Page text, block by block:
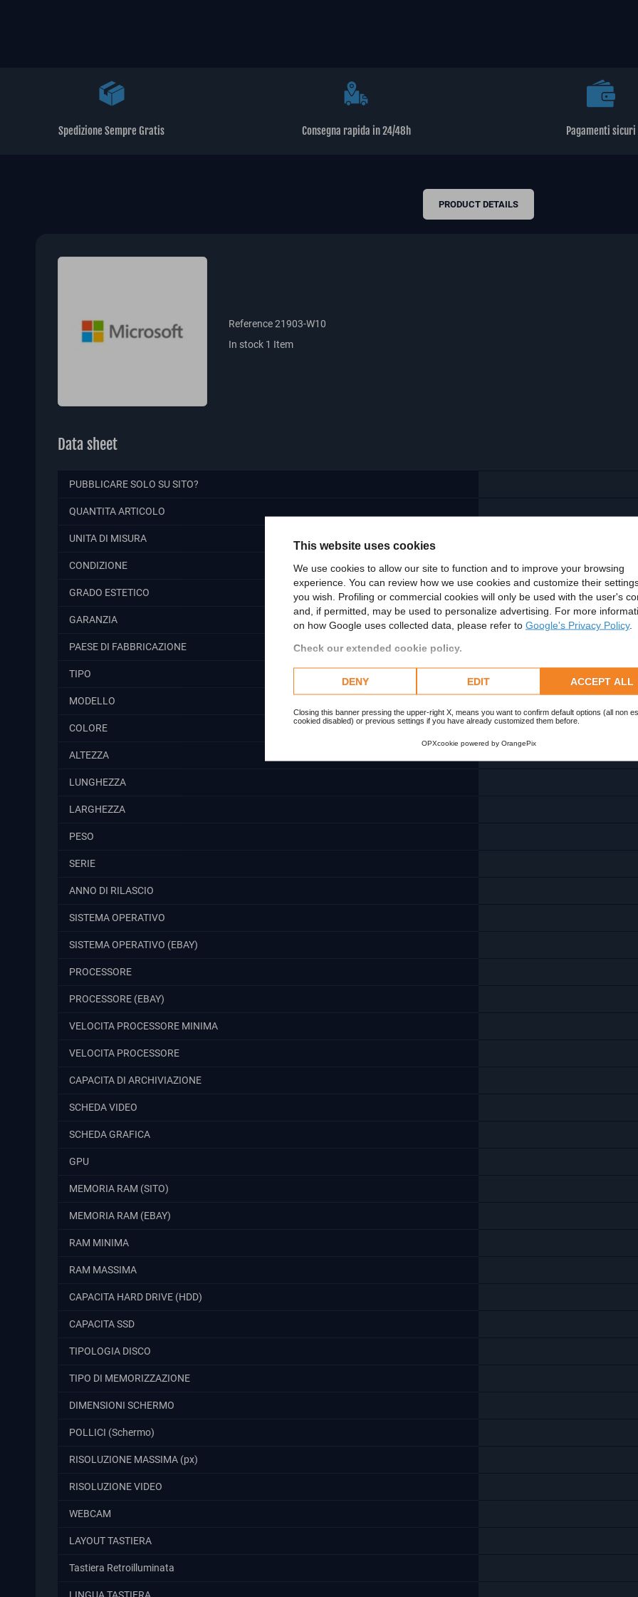
This website uses cookies
We use cookies to allow our site to function and to improve your browsing
experience. You can review how we use cookies and customize their
you wish. Profiling or commercial cookies will only be used with the user's
and, if permitted, may be used to personalize advertising. For more
on how Google uses collected data, please refer to Google's Privacy Policy.
Check our extended cookie policy.
DENY EDIT ACCEPT ALL
Closing this banner pressing the upper-right X, means you want to confirm default options (all non
cookied disabled) or previous settings if you have already customized them before.
OPXcookie powered by OrangePix
Spedizione Sempre Gratis Consegna rapida in 24/48h Pagamenti sicuri
PRODUCT DETAILS
Reference21903-W10
In stock 1 Item
Data sheet
PUBBLICARE SOLO SU SITO?
QUANTITA ARTICOLO
UNITA DI MISURA
CONDIZIONE
GRADO ESTETICO
GARANZIA
PAESE DI FABBRICAZIONE
TIPO
MODELLO
COLORE
ALTEZZA
LUNGHEZZA
LARGHEZZA
PESO
SERIE
ANNO DI RILASCIO
SISTEMA OPERATIVO
SISTEMA OPERATIVO (EBAY)
PROCESSORE
PROCESSORE (EBAY)
VELOCITA PROCESSORE MINIMA
VELOCITA PROCESSORE
CAPACITA DI ARCHIVIAZIONE
SCHEDA VIDEO
SCHEDA GRAFICA
GPU
MEMORIA RAM (SITO)
MEMORIA RAM (EBAY)
RAM MINIMA
RAM MASSIMA
CAPACITA HARD DRIVE (HDD)
CAPACITA SSD
TIPOLOGIA DISCO
TIPO DI MEMORIZZAZIONE
DIMENSIONI SCHERMO
POLLICI (Schermo)
RISOLUZIONE MASSIMA (px)
RISOLUZIONE VIDEO
WEBCAM
LAYOUT TASTIERA
Tastiera Retroilluminata